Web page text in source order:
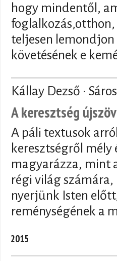
hogy mindentől,
teljesen lemondjon
követésének e
Kállay Dezső ·
A keresztség
A páli textusok
keresztségről
magyarázza, mint
régi világ
nyerjünk Isten
reménységének a
2015